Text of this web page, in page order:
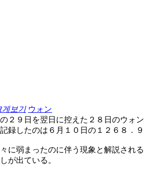
게보기 ウォン
９日を翌日に控えた２８日のウォ
したのは６月１０日の１２６８．
弱まったのに伴う現象と解説され
が出ている。